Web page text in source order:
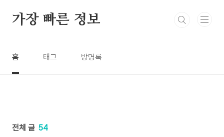
가장 빠른 정보
홈 태그 방명록
전체 글 54